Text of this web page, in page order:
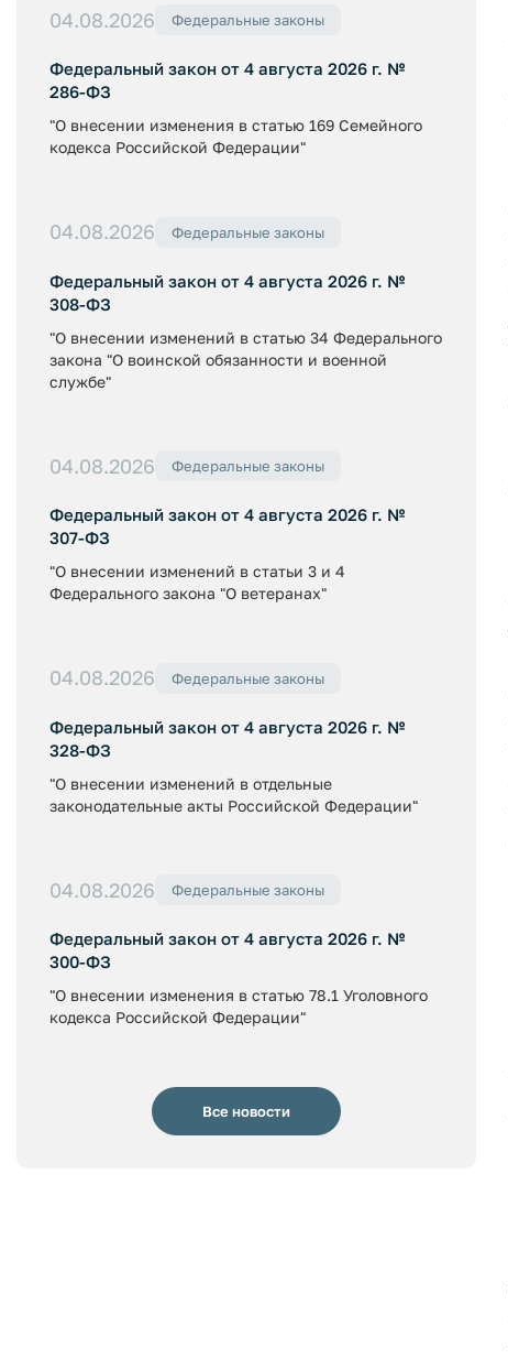
04.08.2026 Федеральные законы
Федеральный закон от 4 августа 2026 г. №
286-ФЗ
"О внесении изменения в статью 169 Семейного
кодекса Российской Федерации"
04.08.2026 Федеральные законы
Федеральный закон от 4 августа 2026 г. №
308-ФЗ
"О внесении изменений в статью 34 Федерального
закона "О воинской обязанности и военной
службе"
04.08.2026 Федеральные законы
Федеральный закон от 4 августа 2026 г. №
307-ФЗ
"О внесении изменений в статьи 3 и 4
Федерального закона "О ветеранах"
04.08.2026 Федеральные законы
Федеральный закон от 4 августа 2026 г. №
328-ФЗ
"О внесении изменений в отдельные
законодательные акты Российской Федерации"
04.08.2026 Федеральные законы
Федеральный закон от 4 августа 2026 г. №
300-ФЗ
"О внесении изменения в статью 78.1 Уголовного
кодекса Российской Федерации"
Все новости